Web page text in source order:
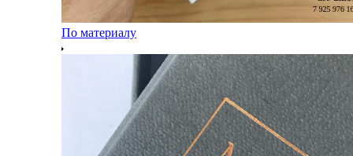
По материалу